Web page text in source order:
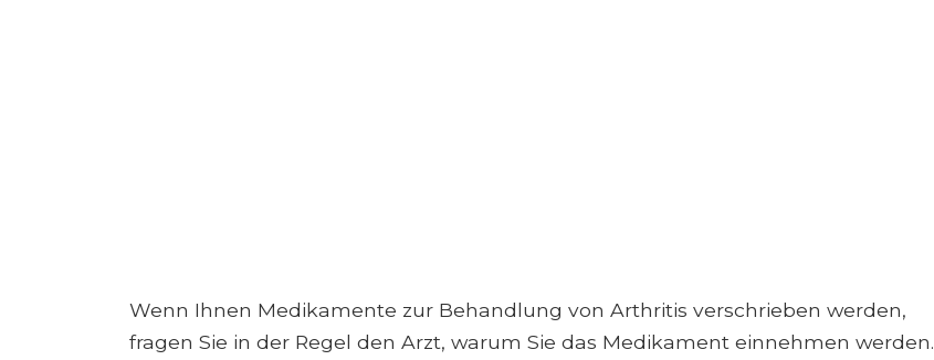
Wenn Ihnen Medikamente zur Behandlung von Arthritis verschrieben werden,
fragen Sie in der Regel den Arzt, warum Sie das Medikament einnehmen werden.